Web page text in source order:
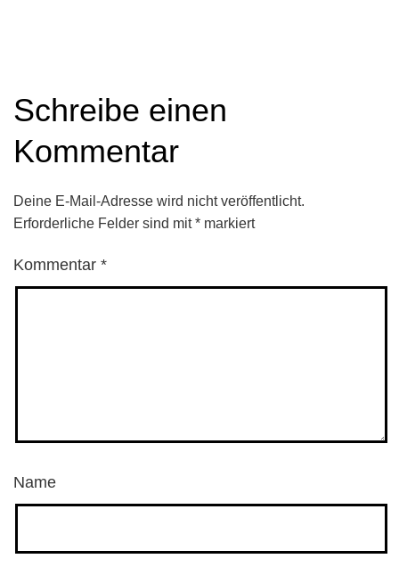
Schreibe einen
Kommentar
Deine E-Mail-Adresse wird nicht veröffentlicht.
Erforderliche Felder sind mit* markiert
Kommentar *
Name